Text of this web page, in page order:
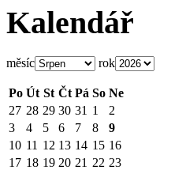
Kalendář
měsíc rok
Po Út St Čt Pá So Ne
27 28 29 30 31 1
2
3
4 5 6 7 8
9
10 11 12 13 14 15 16
17 18 19 20 21 22 23